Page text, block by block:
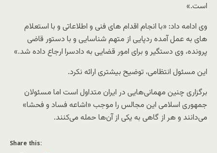
است.»
وی ادامه داد: «با انجام اقدام های فنی و اطلاعاتی و با استعلام
های به عمل آمده ردپایی از متهم شناسایی و با دستور قاضی
پرونده، وی دستگیر و برای امور قضایی به دادسرا ارجاع داده شد.»
این مسئول انتظامی، توضیح بیشتری ارائه نکرد.
برگزاری چنین مهمانی‌هایی در ایران متداول است اما مسئولان
جمهوری اسلامی این مجالس را موجب «اشاعه فساد و فحشا»
می‌دانند و هر از گاهی به یکی از آن‌ها حمله می‌کنند.
Share this: